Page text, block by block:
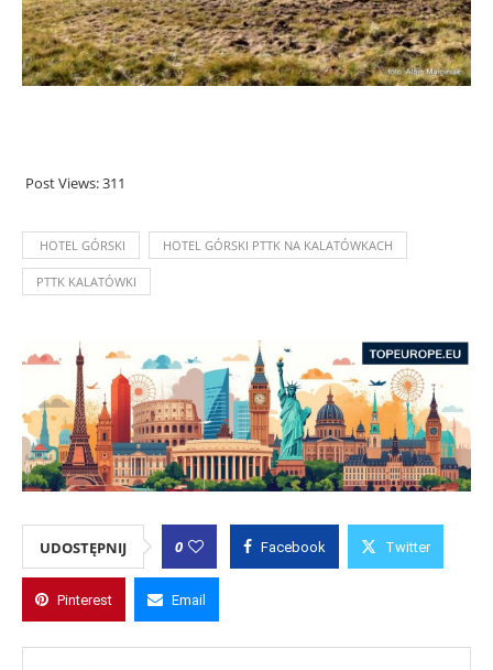
Post Views:311
HOTEL GÓRSKI HOTEL GÓRSKI PTTK NA KALATÓWKACH
PTTK KALATÓWKI
UDOSTĘPNIJ 0 Facebook Twitter
Pinterest Email